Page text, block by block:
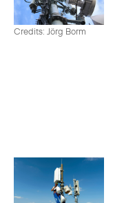
Credits: Jörg Borm